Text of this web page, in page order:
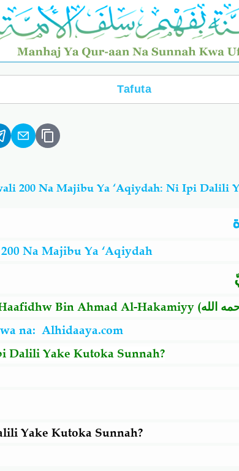
200 Na Majibu Ya ‘Aqiydah: Ni Ipi Dalili
Na Majibu Ya ‘Aqiydah
Bin Ahmad Al-Hakamiyy (الله
na:Alhidaaya.com
Dalili Yake Kutoka Sunnah?
Yake Kutoka Sunnah?